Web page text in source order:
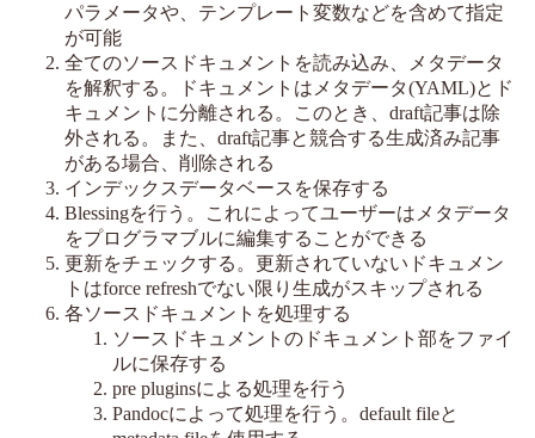
パラメータや、テンプレート変数などを含めて指定
が可能
全てのソースドキュメントを読み込み、メタデータ
を解釈する。ドキュメントはメタデータ(YAML)とド
キュメントに分離される。このとき、draft記事は除
外される。また、draft記事と競合する生成済み記事
がある場合、削除される
インデックスデータベースを保存する
Blessingを行う。これによってユーザーはメタデータ
をプログラマブルに編集することができる
更新をチェックする。更新されていないドキュメン
トはforce refreshでない限り生成がスキップされる
各ソースドキュメントを処理する
ソースドキュメントのドキュメント部をファイ
ルに保存する
pre pluginsによる処理を行う
Pandocによって処理を行う。default fileと